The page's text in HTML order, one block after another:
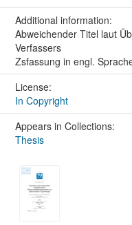
Additional information:
Abweichender Titel laut
Verfassers
Zsfassung in engl.
License:
In Copyright
Appears in Collections:
Thesis